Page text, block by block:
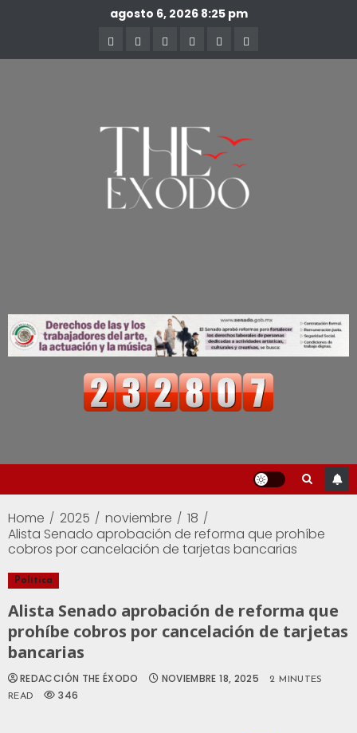
agosto 6, 2026 8:25 pm
Home 2025 noviembre
18
Alista Senado aprobación de reforma que prohíbe
cobros por cancelación de tarjetas bancarias
Política
Alista Senado aprobación de reforma que
prohíbe cobros por cancelación de tarjetas
bancarias
REDACCIÓN THE ÉXODO NOVIEMBRE 18, 2025
2 MINUTES
READ
346